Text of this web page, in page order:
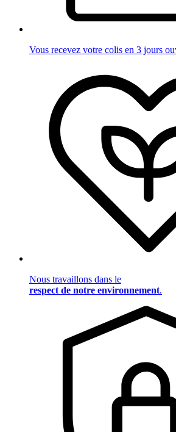
Vous recevez votre colis en 3 jours
Nous travaillons dans le
respect de notre environnement.